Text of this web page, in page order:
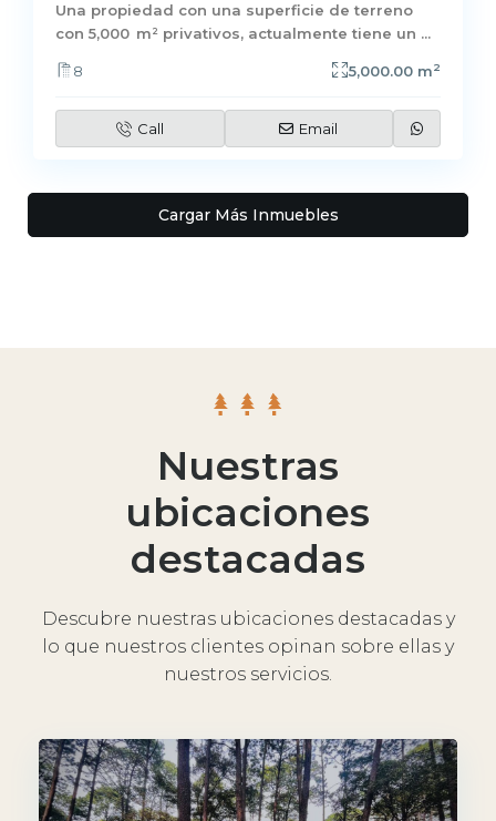
Una propiedad con una superficie de terreno
con 5,000 m² privativos, actualmente tiene un ...
8 5,000.00 m2
Call Email
Cargar Más Inmuebles
Nuestras
ubicaciones
destacadas
Descubre nuestras ubicaciones destacadas y
lo que nuestros clientes opinan sobre ellas y
nuestros servicios.